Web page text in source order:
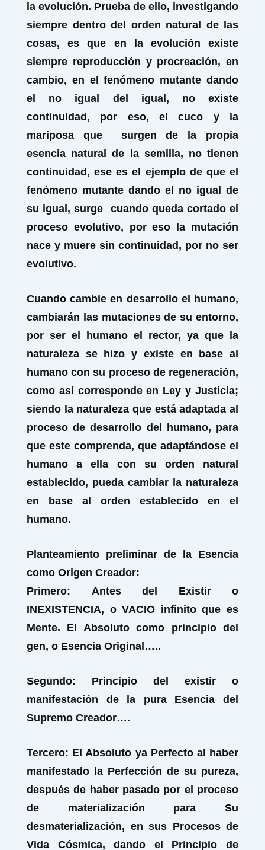
la evolución. Prueba de ello, investigando
siempre dentro del orden natural de las
cosas, es que en la evolución existe
siempre reproducción y procreación, en
cambio, en el fenómeno mutante dando
el no igual del igual, no existe
continuidad, por eso, el cuco y la
mariposa que surgen de la propia
esencia natural de la semilla, no tienen
continuidad, ese es el ejemplo de que el
fenómeno mutante dando el no igual de
su igual, surge cuando queda cortado el
proceso evolutivo, por eso la mutación
nace y muere sin continuidad, por no ser
evolutivo.
Cuando cambie en desarrollo el humano,
cambiarán las mutaciones de su entorno,
por ser el humano el rector, ya que la
naturaleza se hizo y existe en base al
humano con su proceso de regeneración,
como así corresponde en Ley y Justicia;
siendo la naturaleza que está adaptada al
proceso de desarrollo del humano, para
que este comprenda, que adaptándose el
humano a ella con su orden natural
establecido, pueda cambiar la naturaleza
en base al orden establecido en el
humano.
Planteamiento preliminar de la Esencia
como Origen Creador:
Primero: Antes del Existir o
INEXISTENCIA, o VACIO infinito que es
Mente. El Absoluto como principio del
gen, o Esencia Original…..
Segundo: Principio del existir o
manifestación de la pura Esencia del
Supremo Creador….
Tercero: El Absoluto ya Perfecto al haber
manifestado la Perfección de su pureza,
después de haber pasado por el proceso
de materialización para Su
desmaterialización, en sus Procesos de
Vida Cósmica, dando el Principio de